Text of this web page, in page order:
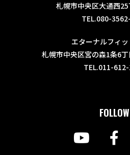
札幌市中央区大通西
TEL.080-
エターナルフィ
札幌市中央区宮の森1条6
TEL.011-
FOLLOW